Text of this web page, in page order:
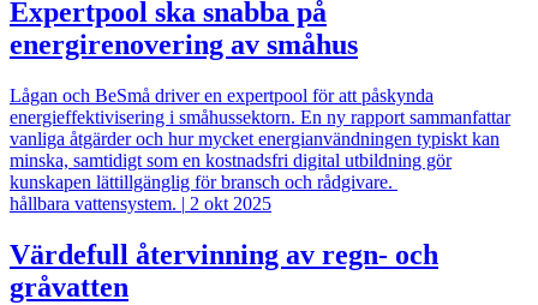
Expertpool ska snabba på
energirenovering av småhus
Lågan och BeSmå driver en expertpool för att påskynda
energieffektivisering i småhussektorn. En ny rapport sammanfattar
vanliga åtgärder och hur mycket energianvändningen typiskt kan
minska, samtidigt som en kostnadsfri digital utbildning gör
kunskapen lättillgänglig för bransch och rådgivare.
hållbara vattensystem. | 2 okt 2025
Värdefull återvinning av regn- och
gråvatten